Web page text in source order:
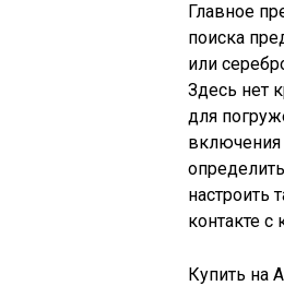
Главное
поиска
или
Здесь нет
для
включения
настроить
контакте
Купить на